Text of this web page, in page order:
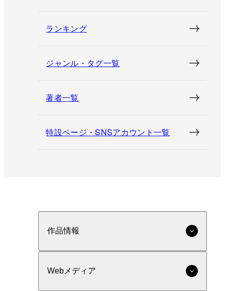
ランキング
ジャンル・タグ一覧
著者一覧
特設ページ・SNSアカウント一覧
作品情報
Webメディア